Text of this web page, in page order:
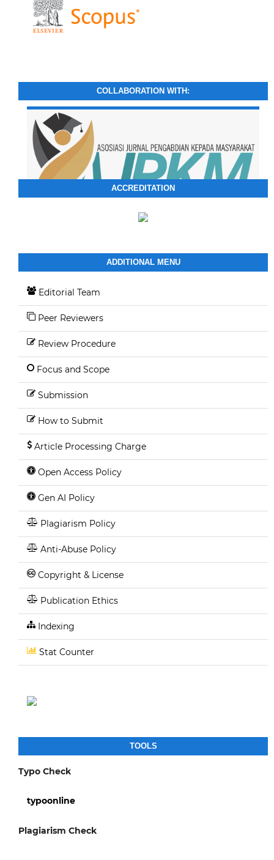
COLLABORATION WITH:
ACCREDITATION
ADDITIONAL MENU
Editorial Team
Peer Reviewers
Review Procedure
Focus and Scope
Submission
How to Submit
Article Processing Charge
Open Access Policy
Gen AI Policy
Plagiarism Policy
Anti-Abuse Policy
Copyright & License
Publication Ethics
Indexing
Stat Counter
TOOLS
Typo Check
typoonline
Plagiarism Check